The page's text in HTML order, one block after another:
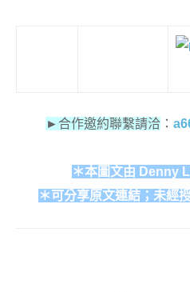
► 合作邀約聯繫請洽：
＊本圖文由 Denny
＊可分享原文連結；未經